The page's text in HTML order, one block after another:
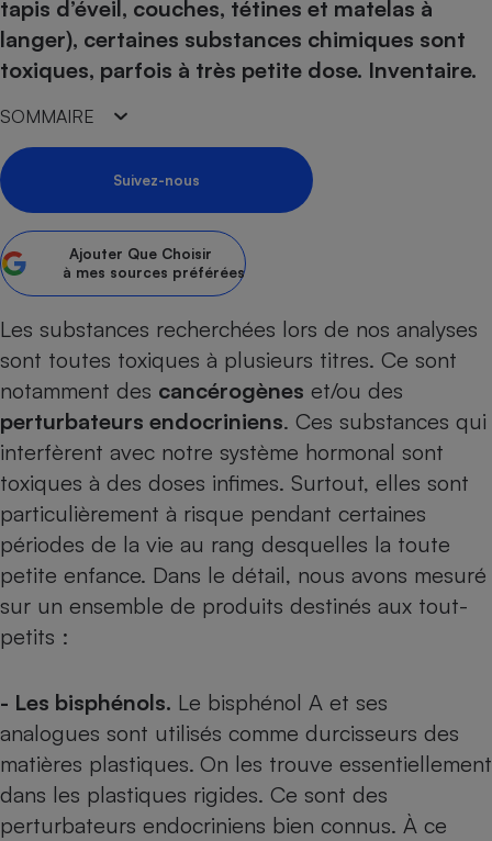
tapis d’éveil, couches, tétines et matelas à
langer), certaines substances chimiques sont
toxiques, parfois à très petite dose. Inventaire.
SOMMAIRE
Suivez-nous
Ajouter Que Choisir
à mes sources préférées
Les substances recherchées lors de nos analyses
sont toutes toxiques à plusieurs titres. Ce sont
notamment des cancérogènes et/ou des
perturbateurs endocriniens. Ces substances qui
interfèrent avec notre système hormonal sont
toxiques à des doses infimes. Surtout, elles sont
particulièrement à risque pendant certaines
périodes de la vie au rang desquelles la toute
petite enfance. Dans le détail, nous avons mesuré
sur un ensemble de produits destinés aux tout-
petits :
- Les bisphénols. Le bisphénol A et ses
analogues sont utilisés comme durcisseurs des
matières plastiques. On les trouve essentiellement
dans les plastiques rigides. Ce sont des
perturbateurs endocriniens bien connus. À ce
Sécurité - Hygiène
Complément
bouteille
Assurance
Banque - Crédit
Mutuelle
Assurance emprunteur
Banque
Circulation routière
Contrôle technique -
Comparateur auto
Supermarché - Drive
Comparatif plaque à
Comparatif hotte
Comparatif cafetière
Comparatif robot cuiseur
Comparatif centrale
Gros électroménager
Petit électroménager -
Lave-linge
Comparatif barre de son
Comparatif imprimante
Image et son
Informatique
Internet
Téléphonie
Téléviseur
Crédit immobilier
Comparatif poêle à
Comparatif radiateur
Chauffage
Produit d'entretien
Sécurité domestique
Matelas
Mutuelle
Antimoustique
Retraite
Choisir son fioul
Choisir son pellet
Comparateur assurance emprunteur
Energie Moins Chère Ensemble
Tous les comparateurs
Toutes les cartes interactives
Speedtest - Testez le débit de votre
connexion Internet